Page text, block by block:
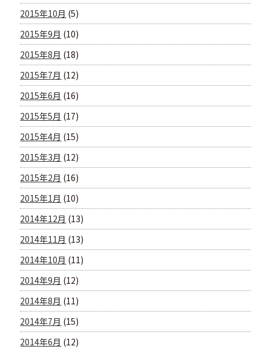
2015年10月 (5)
2015年9月 (10)
2015年8月 (18)
2015年7月 (12)
2015年6月 (16)
2015年5月 (17)
2015年4月 (15)
2015年3月 (12)
2015年2月 (16)
2015年1月 (10)
2014年12月 (13)
2014年11月 (13)
2014年10月 (11)
2014年9月 (12)
2014年8月 (11)
2014年7月 (15)
2014年6月 (12)